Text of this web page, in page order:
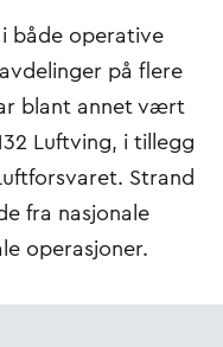
både operative
på flere
blant annet vært
Luftving, i tillegg
Strand
fra nasjonale
operasjoner.